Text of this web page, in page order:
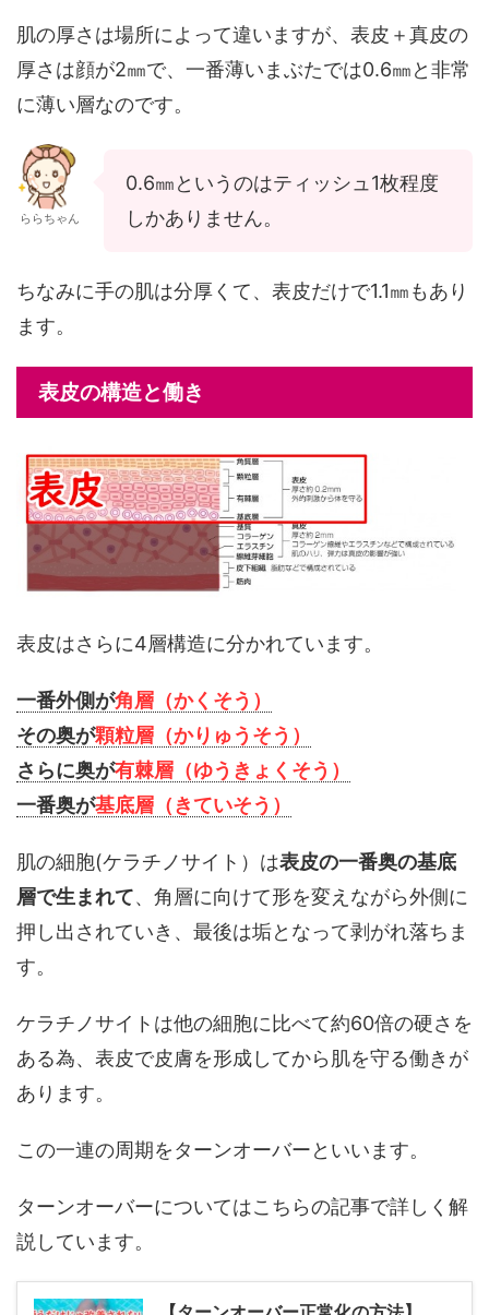
肌の厚さは場所によって違いますが、表皮＋真皮の
厚さは顔が2㎜で、一番薄いまぶたでは0.6㎜と非常
に薄い層なのです。
ららちゃん
0.6㎜というのはティッシュ1枚程度
しかありません。
ちなみに手の肌は分厚くて、表皮だけで1.1㎜もあり
ます。
表皮の構造と働き
表皮はさらに4層構造に分かれています。
一番外側が角層（かくそう）
その奥が顆粒層（かりゅうそう）
さらに奥が有棘層（ゆうきょくそう）
一番奥が基底層（きていそう）
肌の細胞(ケラチノサイト）は表皮の一番奥の基底
層で生まれて、角層に向けて形を変えながら外側に
押し出されていき、最後は垢となって剥がれ落ちま
す。
ケラチノサイトは他の細胞に比べて約60倍の硬さを
ある為、表皮で皮膚を形成してから肌を守る働きが
あります。
この一連の周期をターンオーバーといいます。
ターンオーバーについてはこちらの記事で詳しく解
説しています。